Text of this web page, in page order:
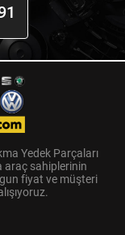
Yedek Parçaları
araç sahiplerinin
fiyat ve müşteri